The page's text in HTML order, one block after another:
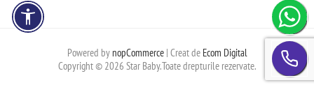
Powered by nopCommerce| Creat de Ecom Digital
Copyright © 2026 Star Baby.Toate drepturile rezervate.